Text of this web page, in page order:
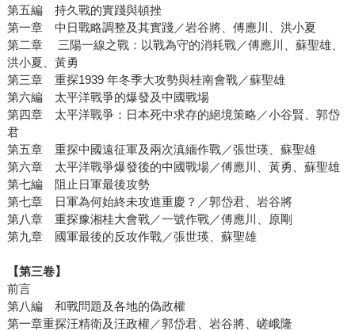
第五編 持久戰的實踐與頓挫
第一章 中日戰略調整及其實踐／岩谷將、傅應川、洪小夏
第二章 三陽一線之戰：以戰為守的消耗戰／傅應川、蘇聖雄、
洪小夏、黃勇
第三章 重探1939 年冬季大攻勢與桂南會戰／蘇聖雄
第六編 太平洋戰爭的爆發及中國戰場
第四章 太平洋戰爭：日本死中求存的絕境策略／小谷賢、郭岱
君
第五章 重探中國遠征軍及兩次滇緬作戰／張世瑛、蘇聖雄
第六章 太平洋戰爭爆發後的中國戰場／傅應川、黃勇、蘇聖雄
第七編 阻止日軍最後攻勢
第七章 日軍為何始終未攻進重慶？／郭岱君、岩谷將
第八章 重探豫湘桂大會戰／一號作戰／傅應川、原剛
第九章 國軍最後的反攻作戰／張世瑛、蘇聖雄
【第三卷】
前言
第八編 和戰問題及各地的偽政權
第一章重探汪精衛及汪政權／郭岱君、岩谷將、嵯峨隆